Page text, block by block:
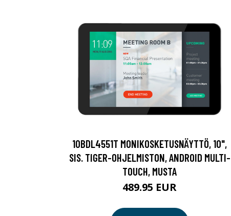
10BDL4551T MONIKOSKETUSNÄYTTÖ, 10",
SIS. TIGER-OHJELMISTON, ANDROID MULTI-
TOUCH, MUSTA
489.95 EUR